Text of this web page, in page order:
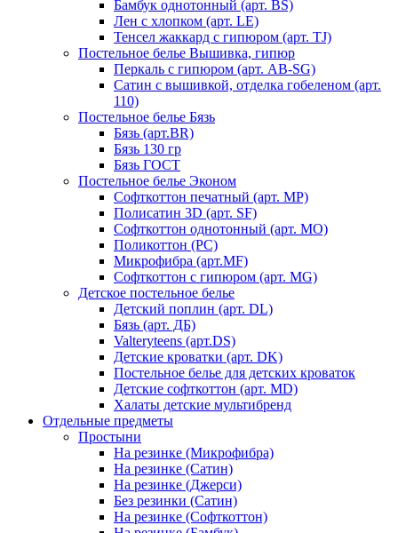
Бамбук однотонный (арт. BS)
Лен с хлопком (арт. LE)
Тенсел жаккард с гипюром (арт. TJ)
Постельное белье Вышивка, гипюр
Перкаль с гипюром (арт. AB-SG)
Сатин с вышивкой, отделка гобеленом (арт.
110)
Постельное белье Бязь
Бязь (арт.BR)
Бязь 130 гр
Бязь ГОСТ
Постельное белье Эконом
Софткоттон печатный (арт. MР)
Полисатин 3D (арт. SF)
Софткоттон однотонный (арт. MO)
Поликоттон (PC)
Микрофибра (арт.MF)
Софткоттон с гипюром (арт. MG)
Детское постельное белье
Детский поплин (арт. DL)
Бязь (арт. ДБ)
Valteryteens (арт.DS)
Детские кроватки (арт. DK)
Постельное белье для детских кроваток
Детские софткоттон (арт. MD)
Халаты детские мультибренд
Отдельные предметы
Простыни
На резинке (Микрофибра)
На резинке (Сатин)
На резинке (Джерси)
Без резинки (Сатин)
На резинке (Софткоттон)